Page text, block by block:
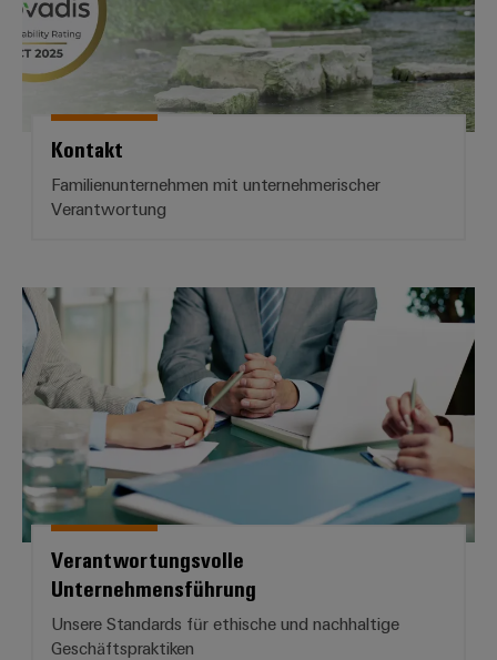
Kontakt
Familienunternehmen mit unternehmerischer
Verantwortung
Verantwortungsvolle
Verantwortungsvolle
Unternehmensführung
Unsere Standards für ethische und nachhaltige
Geschäftspraktiken